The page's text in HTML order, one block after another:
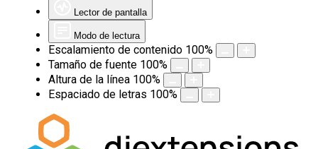
Lector de pantalla
Modo de lectura
Escalamiento de contenido 100%
Tamaño de fuente 100%
Altura de la línea 100%
Espaciado de letras 100%